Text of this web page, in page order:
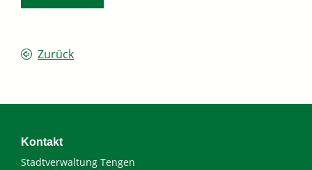
Zurück
Kontakt
Stadtverwaltung Tengen